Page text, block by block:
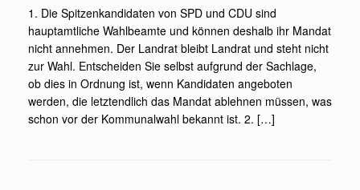
1. Die Spitzenkandidaten von SPD und CDU sind
hauptamtliche Wahlbeamte und können deshalb ihr Mandat
nicht annehmen. Der Landrat bleibt Landrat und steht nicht
zur Wahl. Entscheiden Sie selbst aufgrund der Sachlage,
ob dies in Ordnung ist, wenn Kandidaten angeboten
werden, die letztendlich das Mandat ablehnen müssen, was
schon vor der Kommunalwahl bekannt ist. 2. […]